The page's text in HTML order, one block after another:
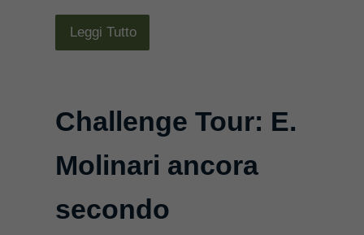
Leggi Tutto
Challenge Tour: E.
Molinari ancora
secondo